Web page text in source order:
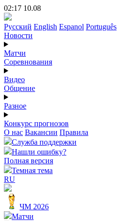
02:17 10.08
Русский English Espanol Português
Новости
Матчи
Соревнования
Видео
Общение
Разное
Конкурс прогнозов
О нас Вакансии Правила
Служба поддержки
Нашли ошибку?
Полная версия
Темная тема
RU
ЧМ 2026
Матчи